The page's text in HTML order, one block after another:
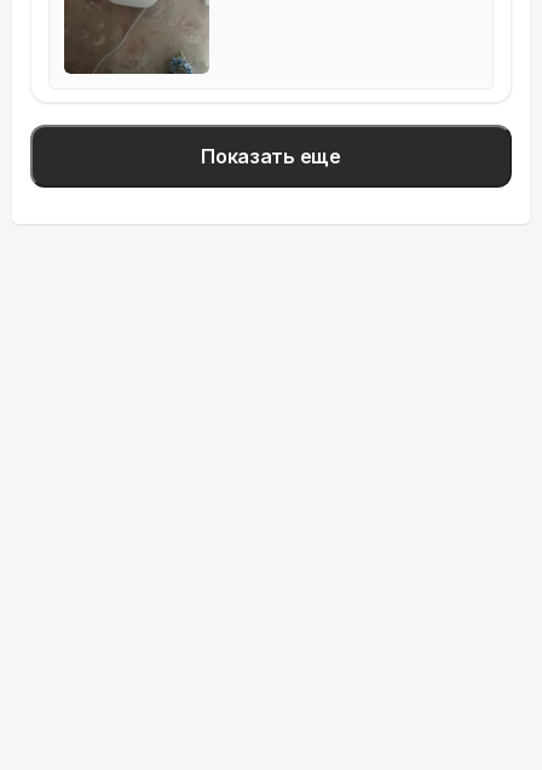
Показать еще